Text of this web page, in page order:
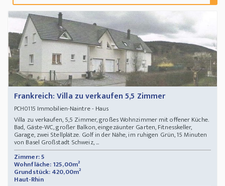
Frankreich: Villa zu verkaufen 5,5 Zimmer
PCH0115 Immobilien-Naintre - Haus
Villa zu verkaufen, 5,5 Zimmer, großes Wohnzimmer mit offener Küche.
Bad, Gäste-WC, großer Balkon, eingezäunter Garten, Fitnesskeller,
Garage, zwei Stellplätze. Golf in der Nähe, im ruhigen Grün, 15 Minuten
von Basel Großstadt Schweiz, ...
Zimmer: 5
Wohnfläche: 125,00m²
Grundstück: 420,00m²
Haut-Rhin